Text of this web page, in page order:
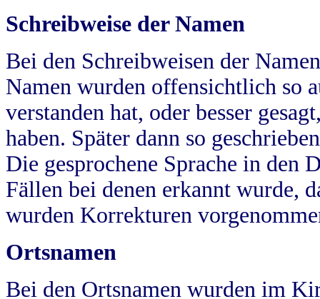
Schreibweise der Namen
Bei den Schreibweisen der
Namen wurden offensichtlich so
verstanden hat, oder besser
haben. Später dann so
Die gesprochene Sprache in
Fällen bei denen erkannt wurde,
wurden Korrekturen
Ortsnamen
Bei den Ortsnamen wurden im